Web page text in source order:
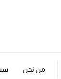
من نحن